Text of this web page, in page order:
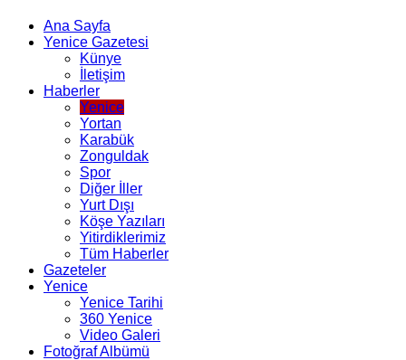
Ana Sayfa
Yenice Gazetesi
Künye
İletişim
Haberler
Yenice
Yortan
Karabük
Zonguldak
Spor
Diğer İller
Yurt Dışı
Köşe Yazıları
Yitirdiklerimiz
Tüm Haberler
Gazeteler
Yenice
Yenice Tarihi
360 Yenice
Video Galeri
Fotoğraf Albümü